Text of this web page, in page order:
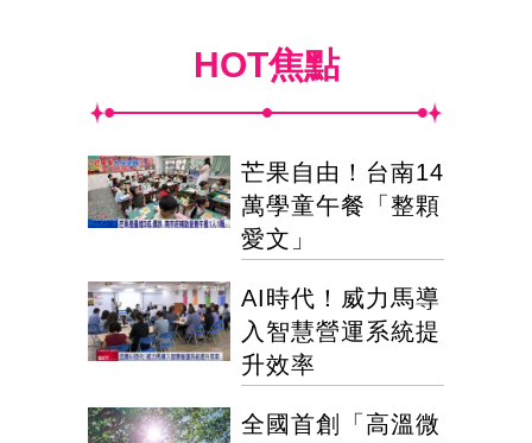
HOT焦點
芒果自由！台南14
萬學童午餐「整顆
愛文」
AI時代！威力馬導
入智慧營運系統提
升效率
全國首創「高溫微